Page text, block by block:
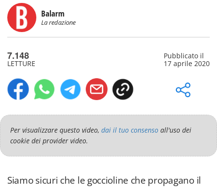
Balarm
La redazione
7.148
LETTURE
Pubblicato il
17 aprile 2020
Per visualizzare questo video, dai il tuo consenso all'uso dei
cookie dei provider video.
Siamo sicuri che le goccioline che propagano il